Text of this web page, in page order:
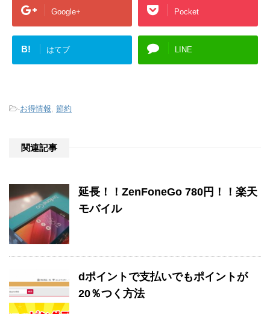
Google+ Pocket
B! はてブ LINE
-お得情報 節約
関連記事
延長！！ZenFoneGo 780円！！楽天
モバイル
dポイントで支払いでもポイントが
20％つく方法